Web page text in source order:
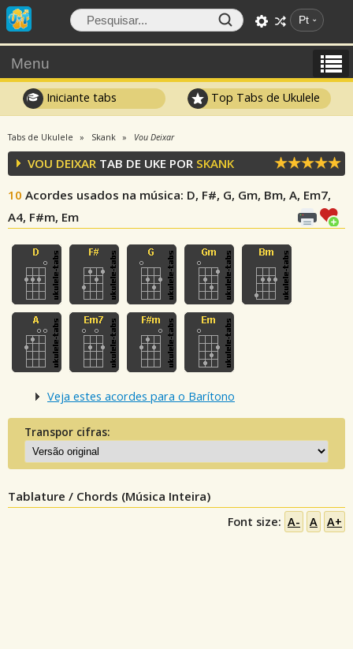
Pt
Menu
Iniciante tabs Top Tabs de Ukulele
Tabs de Ukulele Skank Vou Deixar
VOU DEIXAR TAB DE UKE POR SKANK
10 Acordes usados na música: D, F#, G, Gm, Bm, A, Em7,
A4, F#m, Em
Veja estes acordes para o Barítono
Transpor cifras:
Tablature / Chords (Música Inteira)
Font size: A- A A+